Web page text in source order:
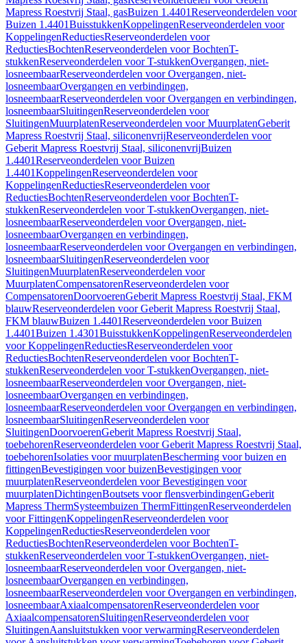
Mapress Roestvrij Staal, gasBuizen 1.4401Reserveonderdelen voor
Buizen 1.4401BuisstukkenKoppelingenReserveonderdelen voor
KoppelingenReductiesReserveonderdelen voor
ReductiesBochtenReserveonderdelen voor BochtenT-
stukkenReserveonderdelen voor T-stukkenOvergangen, niet-
losneembaarReserveonderdelen voor Overgangen, niet-
losneembaarOvergangen en verbindingen,
losneembaarReserveonderdelen voor Overgangen en verbindingen,
losneembaarSluitingenReserveonderdelen voor
SluitingenMuurplatenReserveonderdelen voor MuurplatenGeberit
Mapress Roestvrij Staal, siliconenvrijReserveonderdelen voor
Geberit Mapress Roestvrij Staal, siliconenvrijBuizen
1.4401Reserveonderdelen voor Buizen
1.4401KoppelingenReserveonderdelen voor
KoppelingenReductiesReserveonderdelen voor
ReductiesBochtenReserveonderdelen voor BochtenT-
stukkenReserveonderdelen voor T-stukkenOvergangen, niet-
losneembaarReserveonderdelen voor Overgangen, niet-
losneembaarOvergangen en verbindingen,
losneembaarReserveonderdelen voor Overgangen en verbindingen,
losneembaarSluitingenReserveonderdelen voor
SluitingenMuurplatenReserveonderdelen voor
MuurplatenCompensatorenReserveonderdelen voor
CompensatorenDoorvoerenGeberit Mapress Roestvrij Staal, FKM
blauwReserveonderdelen voor Geberit Mapress Roestvrij Staal,
FKM blauwBuizen 1.4401Reserveonderdelen voor Buizen
1.4401Buizen 1.4301BuisstukkenKoppelingenReserveonderdelen
voor KoppelingenReductiesReserveonderdelen voor
ReductiesBochtenReserveonderdelen voor BochtenT-
stukkenReserveonderdelen voor T-stukkenOvergangen, niet-
losneembaarReserveonderdelen voor Overgangen, niet-
losneembaarOvergangen en verbindingen,
losneembaarReserveonderdelen voor Overgangen en verbindingen,
losneembaarSluitingenReserveonderdelen voor
SluitingenDoorvoerenGeberit Mapress Roestvrij Staal,
toebehorenReserveonderdelen voor Geberit Mapress Roestvrij Staal,
toebehorenIsolaties voor muurplatenBescherming voor buizen en
fittingenBevestigingen voor buizenBevestigingen voor
muurplatenReserveonderdelen voor Bevestigingen voor
muurplatenDichtingenBoutsets voor flensverbindingenGeberit
Mapress ThermSysteembuizen ThermFittingenReserveonderdelen
voor FittingenKoppelingenReserveonderdelen voor
KoppelingenReductiesReserveonderdelen voor
ReductiesBochtenReserveonderdelen voor BochtenT-
stukkenReserveonderdelen voor T-stukkenOvergangen, niet-
losneembaarReserveonderdelen voor Overgangen, niet-
losneembaarOvergangen en verbindingen,
losneembaarReserveonderdelen voor Overgangen en verbindingen,
losneembaarAxiaalcompensatorenReserveonderdelen voor
AxiaalcompensatorenSluitingenReserveonderdelen voor
SluitingenAansluitstukken voor verwarmingReserveonderdelen